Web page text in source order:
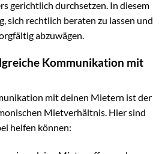
gerichtlich durchsetzen. In diesem
sich rechtlich beraten zu lassen und
abzuwägen.
Kommunikation mit
mit deinen Mietern ist der
Mietverhältnis. Hier sind
helfen können: